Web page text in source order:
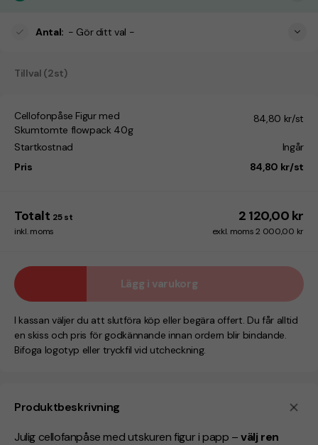
Produktbeskrivning
Julig cellofanpåse med utskuren figur i papp –välj ren
Antal: - Gör ditt val -
Tillval (2st)
Cellofonpåse Figur med
Skumtomte flowpack 40g
84,80 kr/st
Startkostnad
Ingår
Pris
84,80 kr/st
Totalt 25 st 2 120,00 kr
inkl. moms exkl. moms 2 000,00 kr
Lägg i varukorg
I kassan väljer du att slutföra köp eller begära offert. Du får alltid
en skiss och pris för godkännande innan ordern blir bindande.
Bifoga logotyp eller tryckfil vid utcheckning.